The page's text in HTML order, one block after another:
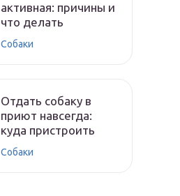
активная: причины и
что делать
Собаки
Отдать собаку в
приют навсегда:
куда пристроить
Собаки